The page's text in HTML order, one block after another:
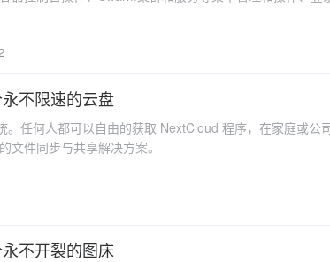
不限速的云盘
。任何人都可以自由的获取 NextCloud 程序，在家庭或公
文件同步与共享解决方案。
不开裂的图床